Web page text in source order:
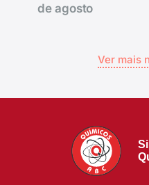
de agosto
Ver mais